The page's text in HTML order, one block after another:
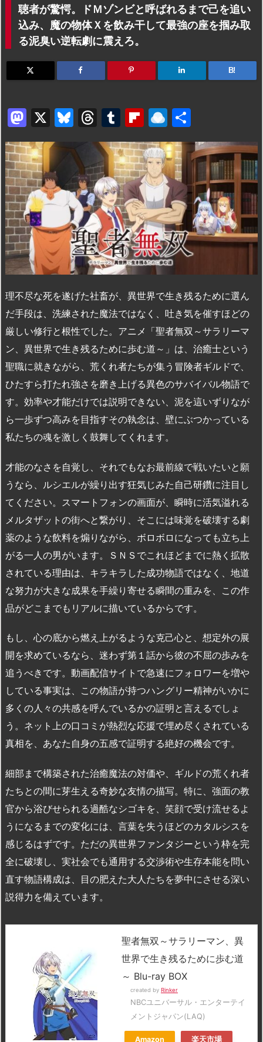
聴者が驚愕。ドＭゾンビと呼ばれるまで己を追い
込み、魔の物体Ｘを飲み干して最強の座を掴み取
る泥臭い逆転劇に震えろ。
B!
M
a
st
o
d
o
n
X
Bl
e
s
k
y
T
hr
e
a
d
s
T
u
m
bl
r
Fl
ip
b
o
ar
d
R
ai
n
dr
o
p.
io
有
理不尽な死を遂げた社畜が、異世界で生き残るために選ん
だ手段は、洗練された魔法ではなく、吐き気を催すほどの
厳しい修行と根性でした。アニメ「聖者無双～サラリーマ
ン、異世界で生き残るために歩む道～」は、治癒士という
聖職に就きながら、荒くれ者たちが集う冒険者ギルドで、
ひたすら打たれ強さを磨き上げる異色のサバイバル物語で
す。効率や才能だけでは説明できない、泥を這いずりなが
ら一歩ずつ高みを目指すその執念は、壁にぶつかっている
私たちの魂を激しく鼓舞してくれます。
才能のなさを自覚し、それでもなお最前線で戦いたいと願
うなら、ルシエルが繰り出す狂気じみた自己研鑽に注目し
てください。スマートフォンの画面が、瞬時に活気溢れる
メルタザットの街へと繋がり、そこには味覚を破壊する劇
薬のような飲料を煽りながら、ボロボロになっても立ち上
がる一人の男がいます。ＳＮＳでこれほどまでに熱く拡散
されている理由は、キラキラした成功物語ではなく、地道
な努力が大きな成果を手繰り寄せる瞬間の重みを、この作
品がどこまでもリアルに描いているからです。
もし、心の底から燃え上がるような克己心と、想定外の展
開を求めているなら、迷わず第１話から彼の不屈の歩みを
追うべきです。動画配信サイトで急速にフォロワーを増や
している事実は、この物語が持つハングリー精神がいかに
多くの人々の共感を呼んでいるかの証明と言えるでしょ
う。ネット上の口コミが熱烈な応援で埋め尽くされている
真相を、あなた自身の五感で証明する絶好の機会です。
細部まで構築された治癒魔法の対価や、ギルドの荒くれ者
たちとの間に芽生える奇妙な友情の描写。特に、強面の教
官から浴びせられる過酷なシゴキを、笑顔で受け流せるよ
うになるまでの変化には、言葉を失うほどのカタルシスを
感じるはずです。ただの異世界ファンタジーという枠を完
全に破壊し、実社会でも通用する交渉術や生存本能を問い
直す物語構成は、目の肥えた大人たちを夢中にさせる深い
説得力を備えています。
聖者無双～サラリーマン、異
世界で生き残るために歩む道
～ Blu-ray BOX
created by Rinker
NBCユニバーサル・エンターテイ
メントジャパン(LAQ)
Amazon 楽天市場